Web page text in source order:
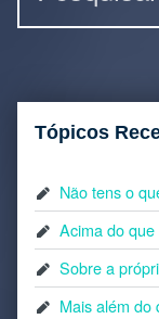
Tópicos
Não tens o
Acima do
Sobre a
Mais além do